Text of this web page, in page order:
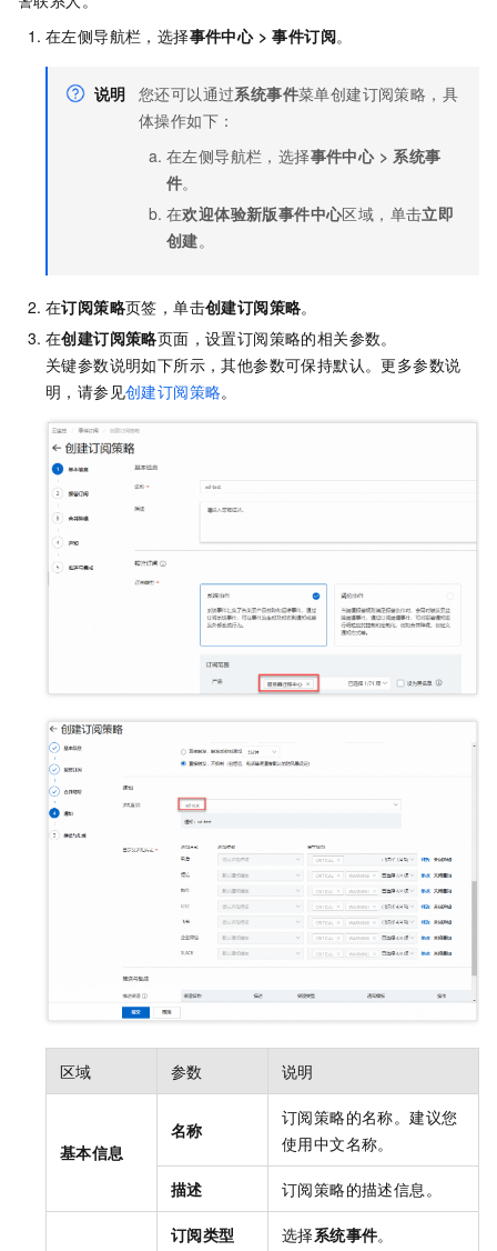
在左侧导航栏，选择事件中心>事件订阅。
说明 您还可以通过系统事件菜单创建订阅策略，具
体操作如下：
在左侧导航栏，选择事件中心> 系统事
件。
在欢迎体验新版事件中心区域，单击立即
创建。
在订阅策略页签，单击创建订阅策略。
在创建订阅策略页面，设置订阅策略的相关参数。
关键参数说明如下所示，其他参数可保持默认。更多参数说
明，请参见创建订阅策略。
区域 参数 说明
基本信息
名称
订阅策略的名称。建议您
使用中文名称。
描述 订阅策略的描述信息。
订阅类型 选择系统事件。